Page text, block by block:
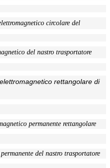
circolare del
del nastro trasportatore
rettangolare di
permanente rettangolare
del nastro trasportatore